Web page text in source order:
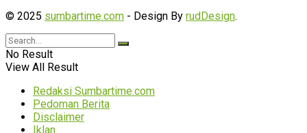
© 2025 sumbartime.com - Design By rudDesign.
No Result
View All Result
Redaksi Sumbartime.com
Pedoman Berita
Disclaimer
Iklan